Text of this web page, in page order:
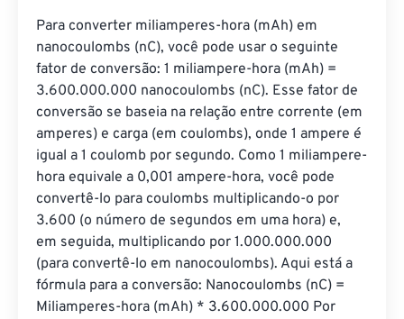
Para converter miliamperes-hora (mAh) em
nanocoulombs (nC), você pode usar o seguinte
fator de conversão: 1 miliampere-hora (mAh) =
3.600.000.000 nanocoulombs (nC). Esse fator de
conversão se baseia na relação entre corrente (em
amperes) e carga (em coulombs), onde 1 ampere é
igual a 1 coulomb por segundo. Como 1 miliampere-
hora equivale a 0,001 ampere-hora, você pode
convertê-lo para coulombs multiplicando-o por
3.600 (o número de segundos em uma hora) e,
em seguida, multiplicando por 1.000.000.000
(para convertê-lo em nanocoulombs). Aqui está a
fórmula para a conversão: Nanocoulombs (nC) =
Miliamperes-hora (mAh) * 3.600.000.000 Por